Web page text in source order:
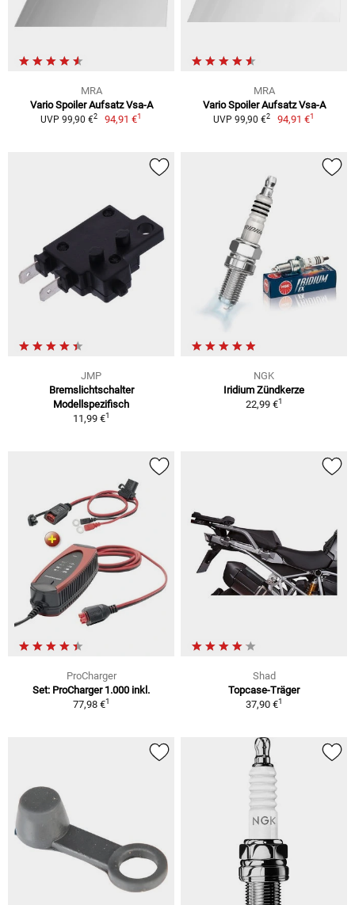
MRA
Vario Spoiler Aufsatz Vsa-A
UVP 99,90 €2 94,91 €1
MRA
Vario Spoiler Aufsatz Vsa-A
UVP 99,90 €2 94,91 €1
JMP
Bremslichtschalter
Modellspezifisch
11,99 €1
NGK
Iridium Zündkerze
22,99 €1
ProCharger
Set: ProCharger 1.000 inkl.
77,98 €1
Shad
Topcase-Träger
37,90 €1